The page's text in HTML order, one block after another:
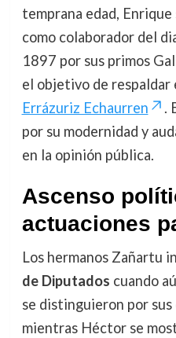
temprana edad,
como colaborador del
1897 por sus primos
el objetivo de respaldar
Errázuriz Echaurren
.
por su modernidad y
en la opinión pública.
Ascenso
actuaciones
Los hermanos Zañartu
de Diputados cuando
se distinguieron por
mientras Héctor se